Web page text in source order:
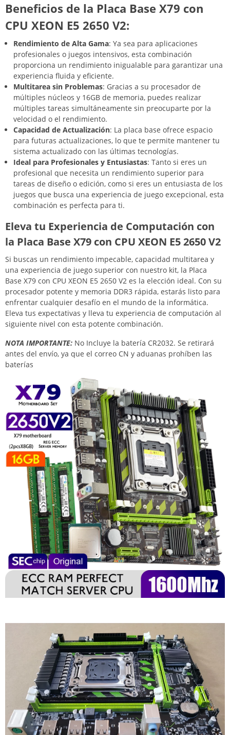
Beneficios de la Placa Base X79 con
CPU XEON E5 2650 V2:
Rendimiento de Alta Gama: Ya sea para aplicaciones
profesionales o juegos intensivos, esta combinación
proporciona un rendimiento inigualable para garantizar una
experiencia fluida y eficiente.
Multitarea sin Problemas: Gracias a su procesador de
múltiples núcleos y 16GB de memoria, puedes realizar
múltiples tareas simultáneamente sin preocuparte por la
velocidad o el rendimiento.
Capacidad de Actualización: La placa base ofrece espacio
para futuras actualizaciones, lo que te permite mantener tu
sistema actualizado con las últimas tecnologías.
Ideal para Profesionales y Entusiastas: Tanto si eres un
profesional que necesita un rendimiento superior para
tareas de diseño o edición, como si eres un entusiasta de los
juegos que busca una experiencia de juego excepcional, esta
combinación es perfecta para ti.
Eleva tu Experiencia de Computación con
la Placa Base X79 con CPU XEON E5 2650 V2
Si buscas un rendimiento impecable, capacidad multitarea y
una experiencia de juego superior con nuestro kit, la Placa
Base X79 con CPU XEON E5 2650 V2 es la elección ideal. Con su
procesador potente y memoria DDR3 rápida, estarás listo para
enfrentar cualquier desafío en el mundo de la informática.
Eleva tus expectativas y lleva tu experiencia de computación al
siguiente nivel con esta potente combinación.
NOTA IMPORTANTE: No Incluye la batería CR2032. Se retirará
antes del envío, ya que el correo CN y aduanas prohíben las
baterías